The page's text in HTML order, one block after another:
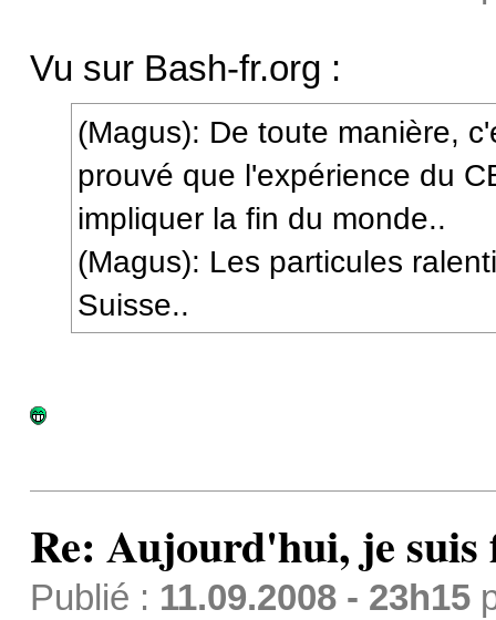
Vu sur Bash-fr.org :
(Magus): De toute manière,
prouvé que l'expérience du
impliquer la fin du monde..
(Magus): Les particules
Suisse..
Re: Aujourd'hui, je suis
Publié : 11.09.2008 - 23h15